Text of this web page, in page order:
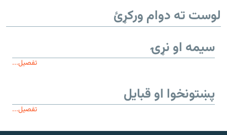
لوست ته دوام ورکړئ
سیمه او نړۍ
تفصیل...
پښتونخوا او قبایل
تفصیل...